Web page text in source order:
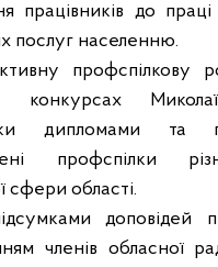
працівників до
послуг населенню.
профспілкову
дипломами та
профспілки
сфери області.
доповідей
членів обласної